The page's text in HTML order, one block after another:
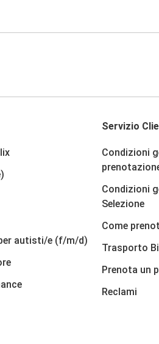
autisti/e (f/m/d)
Servizio
Condizioni
Condizioni
Selezione
Come
Trasporto
Prenota un
Reclami